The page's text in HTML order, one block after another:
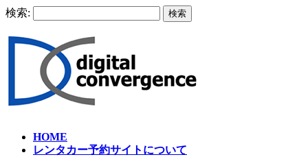
検索:
HOME
レンタカー予約サイトについて